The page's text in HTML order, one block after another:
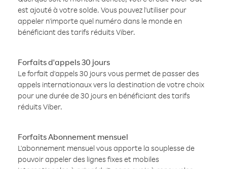
est ajouté à votre solde. Vous pouvez l'utiliser pour
appeler n'importe quel numéro dans le monde en
bénéficiant des tarifs réduits Viber.
Forfaits d'appels 30 jours
Le forfait d'appels 30 jours vous permet de passer des
appels internationaux vers la destination de votre choix
pour une durée de 30 jours en bénéficiant des tarifs
réduits Viber.
Forfaits Abonnement mensuel
L'abonnement mensuel vous apporte la souplesse de
pouvoir appeler des lignes fixes et mobiles